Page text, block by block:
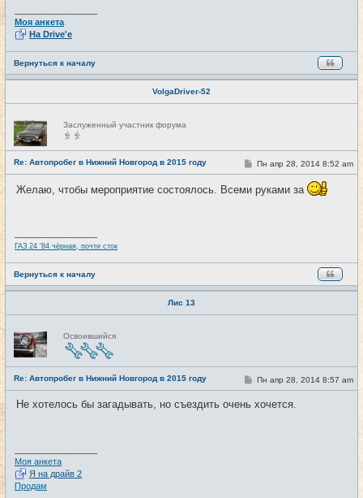
Моя анкета
На Drive'e
Вернуться к началу
VolgaDriver-52
Н
е
в
с
е
т
и
Заслуженный участник форума
Re: Автопробег в Нижний Новгород в 2015 году #2
С
о
б
Пн апр 28, 2014 8:52 am
Желаю, чтобы мероприятие состоялось. Всеми руками за
ГАЗ 24 '84 чёрная, почти сток
Вернуться к началу
Лис 13
Н
е
в
с
е
т
и
Освоившийся
Re: Автопробег в Нижний Новгород в 2015 году #3
С
о
б
Пн апр 28, 2014 8:57 am
Не хотелось бы загадывать, но съездить очень хочется.
Моя анкета
Я на драйв 2
Продам